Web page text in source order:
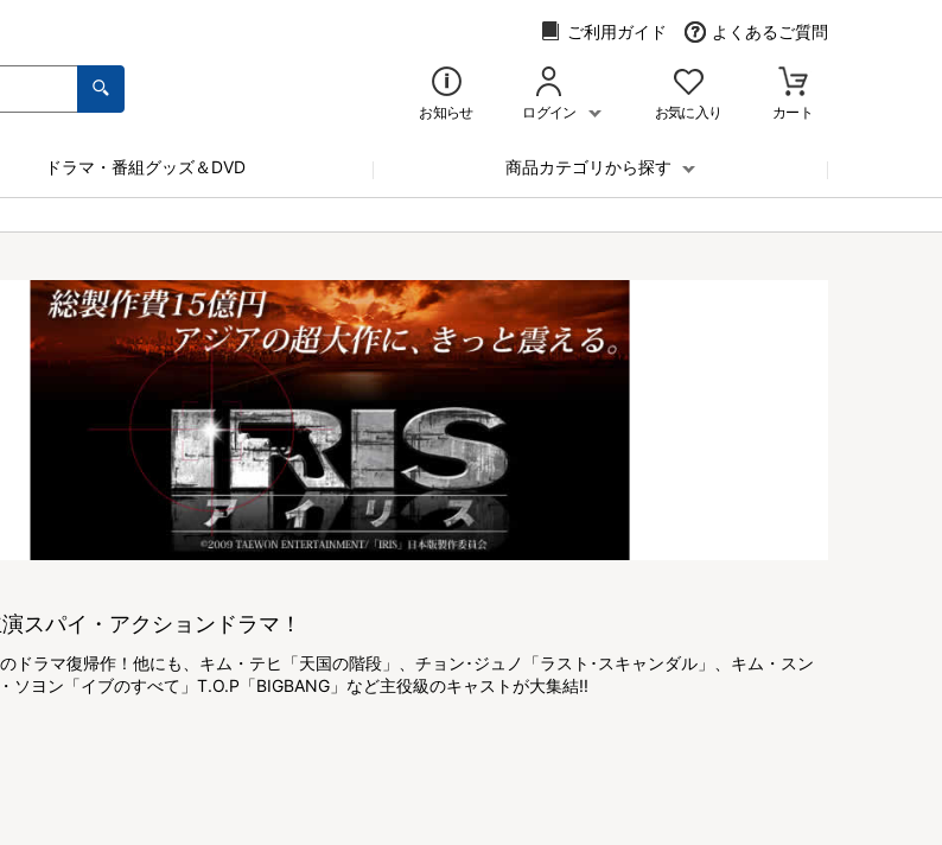
ご利用ガイド よくあるご質問
お知らせ ログイン お気に入り カート
ドラマ・番組グッズ＆DVD 商品カテゴリから探す
スパイ・アクションドラマ！
ドラマ復帰作！他にも、キム・テヒ「天国の階段」、チョン･ジュノ「ラスト･スキャンダル」、キム・スン
ソヨン「イブのすべて」T.O.P「BIGBANG」など主役級のキャストが大集結!!